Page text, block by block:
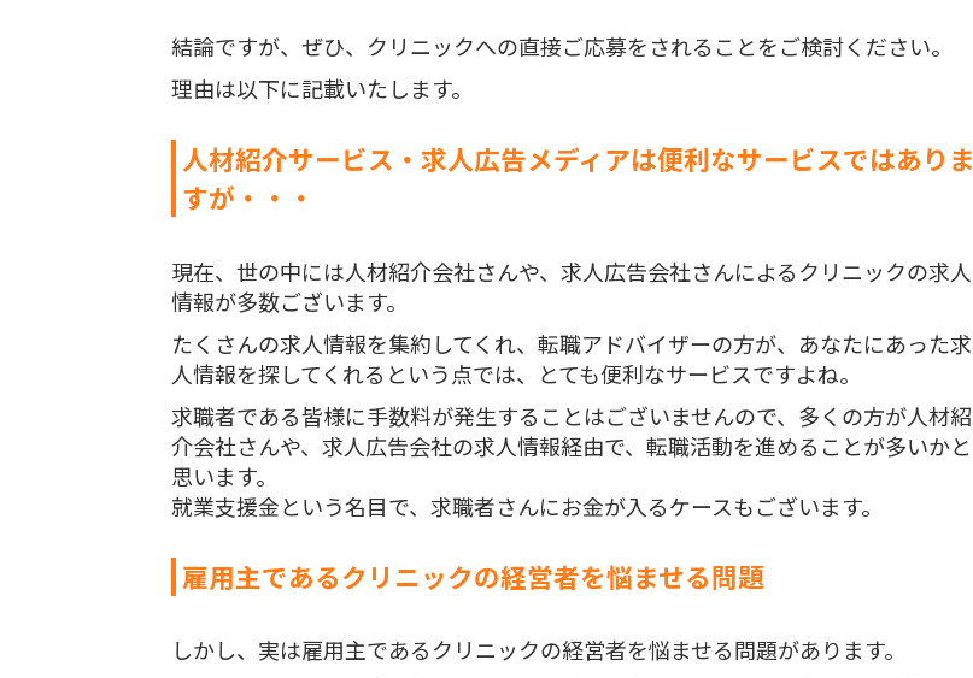
結論ですが、ぜひ、クリニックへの直接ご応募をされることをご検討ください。
理由は以下に記載いたします。
人材紹介サービス・求人広告メディアは便利なサービスではありま
すが・・・
現在、世の中には人材紹介会社さんや、求人広告会社さんによるクリニックの求人
情報が多数ございます。
たくさんの求人情報を集約してくれ、転職アドバイザーの方が、あなたにあった求
人情報を探してくれるという点では、とても便利なサービスですよね。
求職者である皆様に手数料が発生することはございませんので、多くの方が人材紹
介会社さんや、求人広告会社の求人情報経由で、転職活動を進めることが多いかと
思います。
就業支援金という名目で、求職者さんにお金が入るケースもございます。
雇用主であるクリニックの経営者を悩ませる問題
しかし、実は雇用主であるクリニックの経営者を悩ませる問題があります。